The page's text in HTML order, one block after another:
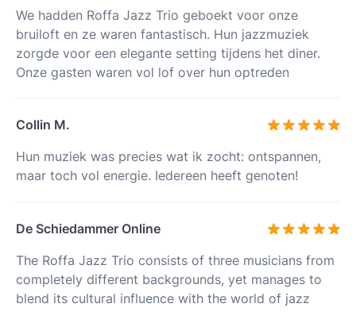
We hadden Roffa Jazz Trio geboekt voor onze
bruiloft en ze waren fantastisch. Hun jazzmuziek
zorgde voor een elegante setting tijdens het diner.
Onze gasten waren vol lof over hun optreden
Collin M.
Hun muziek was precies wat ik zocht: ontspannen,
maar toch vol energie. Iedereen heeft genoten!
De Schiedammer Online
The Roffa Jazz Trio consists of three musicians from
completely different backgrounds, yet manages to
blend its cultural influence with the world of jazz